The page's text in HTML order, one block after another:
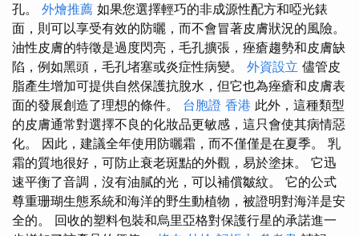
孔。 外燴推薦 如果您選擇輕巧的非成源性配方和啞光錶
面，則可以享受有效的防曬，而不會冒著皮膚狀況的風險。
油性皮膚的特徵是過度閃亮，毛孔擴張，痤瘡趨勢和皮膚缺
陷，例如黑頭，毛孔堵塞或炎症性病變。 外資設立 儘管皮
脂產生增加可提供自然保護抗脫水，但它也為痤瘡和皮膚表
面的發展創造了理想的條件。 台胞證 香港 此外，這種類型
的皮膚通常對選擇不良的化妝品更敏感，這只會使其病情惡
化。 因此，建議全年使用防曬霜，而不僅僅是在夏季。 乳
霜的質地很好，可防止衰老斑點的外觀，易於塗抹。 它迅
速平衡了音調，沒有油膩的光，可以補償皺紋。 它的公式
尊重珊瑚生態系統和海洋的野生動植物，被證明對海洋是安
全的。 回收的塑料包裝和烏里亞格對保護行星的承諾進一